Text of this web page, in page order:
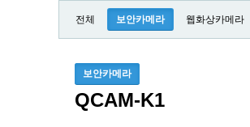
전체 보안카메라 웹화상카메라
보안카메라
QCAM-K1